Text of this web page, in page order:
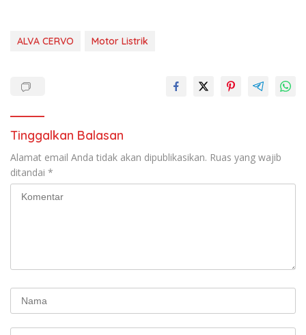
ALVA CERVO Motor Listrik
Tinggalkan Balasan
Alamat email Anda tidak akan dipublikasikan. Ruas yang wajib
ditandai *